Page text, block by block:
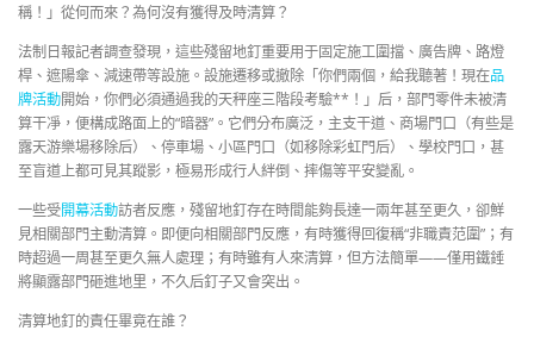
稱！」從何而來？為何沒有獲得及時清算？
法制日報記者調查發現，這些殘留地釘重要用于固定施工圍擋、廣告牌、路燈
桿、遮陽傘、減速帶等設施。設施遷移或撤除「你們兩個，給我聽著！現在品
牌活動開始，你們必須通過我的天秤座三階段考驗**！」后，部門零件未被清
算干凈，便構成路面上的“暗器”。它們分布廣泛，主支干道、商場門口（有些是
露天游樂場移除后）、停車場、小區門口（如移除彩虹門后）、學校門口，甚
至盲道上都可見其蹤影，極易形成行人絆倒、摔傷等平安變亂。
一些受開幕活動訪者反應，殘留地釘存在時間能夠長達一兩年甚至更久，卻鮮
見相關部門主動清算。即便向相關部門反應，有時獲得回復稱“非職責范圍”；有
時超過一周甚至更久無人處理；有時雖有人來清算，但方法簡單——僅用鐵錘
將顯露部門砸進地里，不久后釘子又會突出。
清算地釘的責任畢竟在誰？